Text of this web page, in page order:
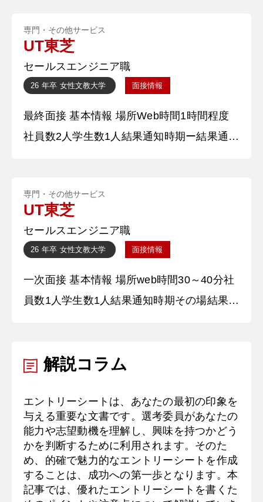
でした。また、雑談のような感じで「趣味は
何ですか？」というような、ほぼ自分の自己
紹介をするような感じでした。 面接詳細情
報 面接官の社員の特徴人事 女性で28歳。
オフィスカジュアル面接
専門・その他サービス
UT東芝
セールスエンジニア職
26 年卒 女性文教大学 面接情報
最終面接 基本情報 場所Web時間1時間程度
社員数2人学生数1人結果通知時期ー結果通知
〇〇と申します。高校時代は部活動でギター
を担当し、文化祭のライブの成功を目指し
て、録音を活用しながらチーム全体の演奏力
を高める工夫を行いました。大学ではゼミ活
動に力を入れ、〇〇のポスター制作に取り組
み
専門・その他サービス
UT東芝
セールスエンジニア職
26 年卒 女性文教大学 面接情報
一次面接 基本情報 場所web時間30～40分社
員数1人学生数1人結果通知時期その場結果通
〇〇学科の〇〇と申します。高校時代は部活
を目指して録音を活用しながらチーム全体の
演奏力を高める工夫を行いました。大学では
ゼミ活動に力を入れ、〇〇のポスター制
解説コラム
エントリーシートは、あなたの最初の印象を
与える重要な文書です。選考委員があなたの
能力や志望動機を理解し、興味を持つかどう
かを判断するために利用されます。そのた
め、的確で魅力的なエントリーシートを作成
することは、成功への第一歩となります。本
記事では、優れたエントリーシートを書くた